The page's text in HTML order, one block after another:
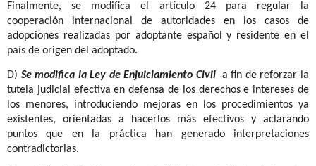
Finalmente, se modifica el artículo 24 para regular la
cooperación internacional de autoridades en los casos de
adopciones realizadas por adoptante español y residente en el
país de origen del adoptado.
D) Se modifica la Ley de Enjuiciamiento Civil a fin de reforzar la
tutela judicial efectiva en defensa de los derechos e intereses de
los menores, introduciendo mejoras en los procedimientos ya
existentes, orientadas a hacerlos más efectivos y aclarando
puntos que en la práctica han generado interpretaciones
contradictorias.